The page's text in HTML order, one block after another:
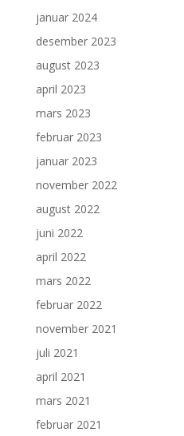
januar 2024
desember 2023
august 2023
april 2023
mars 2023
februar 2023
januar 2023
november 2022
august 2022
juni 2022
april 2022
mars 2022
februar 2022
november 2021
juli 2021
april 2021
mars 2021
februar 2021